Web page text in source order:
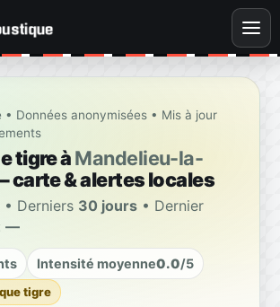
• Données anonymisées • Mis à jour
tigre àMandelieu-la-
carte & alertes locales
• Derniers 30 jours • Dernier
—
Intensité moyenne0.0/5
tigre